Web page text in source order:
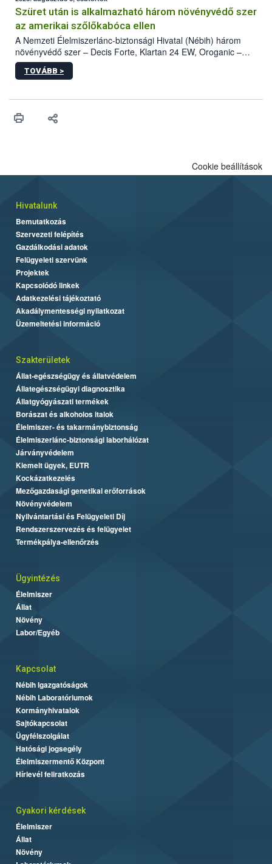
hatósággal is összehangolják a terjedés megállítása érdekében.
Szüret után is alkalmazható három növényvédő szer
az amerikai szőlőkabóca ellen
A Nemzeti Élelmiszerlánc-biztonsági Hivatal (Nébih) három
növényvédő szer – Decis Forte, Klartan 24 EW, Oroganic –
engedélyokiratát módosította, így azok a szüretet követően,
egészen a vesszőérettség (BBCH 91) stádiumáig
érésű szőlőkben is legyen lehetőség a károsító elleni további
felhasználók számára is elérhető és ökológiai termesztésben is
TOVÁBB >
Cookie beállítások
Hivatalunk
Bemutatkozás
Szervezeti felépítés
Gazdálkodási adatok
Felügyeleti szervünk
Projektek
Kapcsolódó linkek
Adatkezelési tájékoztató
Akadálymentességi nyilatkozat
Üzemeltetési információ
Szakterületek
Állat-egészségügy és állatvédelem
Állategészségügyi diagnosztika
Állatgyógyászati termékek
Borászat és alkoholos italok
Élelmiszer- és takarmánybiztonság
Élelmiszerlánc-biztonsági laborhálózat
Járványvédelem
Kiemelt ügyek, EUTR
Kockázatkezelés
Mezőgazdasági genetikai erőforrások
Növényvédelem
Nyilvántartási és Felügyeleti Díj
Rendszerszervezés és felügyelet
Termékpálya-ellenőrzés
Ügyintézés
Élelmiszer
Állat
Növény
Labor/Egyéb
Kapcsolat
Nébih Igazgatóságok
Nébih Laboratóriumok
Kormányhivatalok
Sajtókapcsolat
Ügyfélszolgálat
Hatósági jogsegély
Élelmiszermentő Központ
Hírlevél feliratkozás
Gyakori kérdések
Élelmiszer
Állat
Növény